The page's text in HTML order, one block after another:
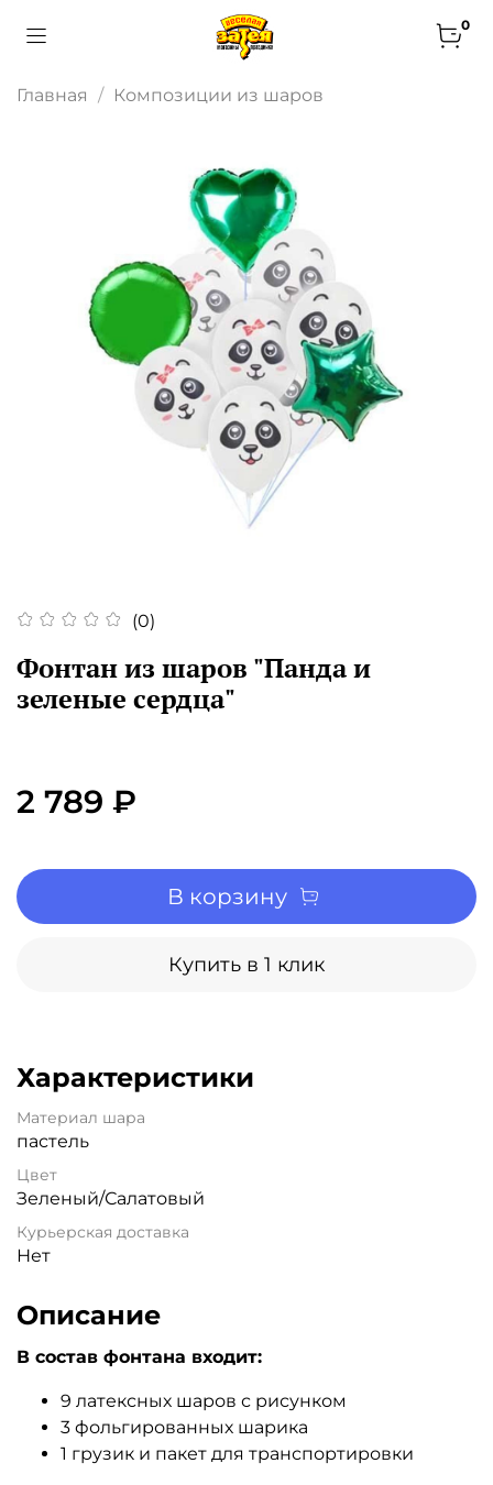
0
Главная Композиции из шаров
(0)
Фонтан из шаров "Панда и
зеленые сердца"
2 789 ₽
В корзину
Купить в 1 клик
Характеристики
Материал шара
пастель
Цвет
Зеленый/Салатовый
Курьерская доставка
Нет
Описание
В состав фонтана входит:
9 латексных шаров с рисунком
3 фольгированных шарика
1 грузик и пакет для транспортировки